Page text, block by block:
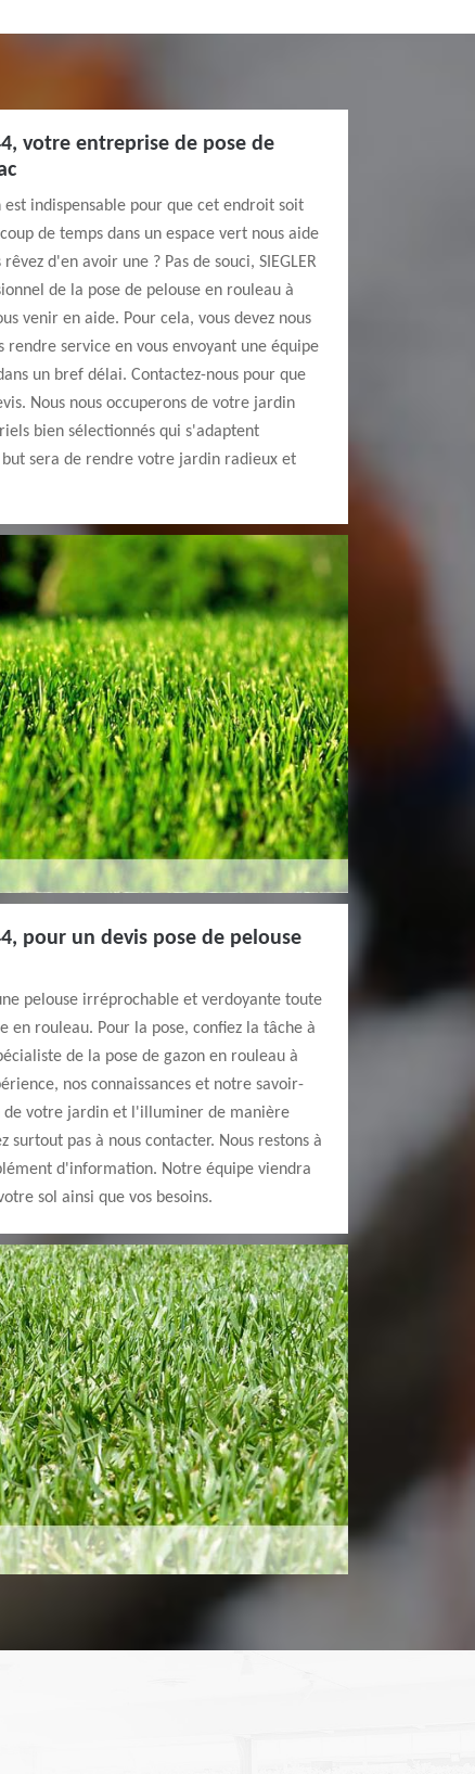
votre entreprise de pose de
est indispensable pour que cet endroit soit
de temps dans un espace vert nous aide
d'en avoir une ? Pas de souci, SIEGLER
de la pose de pelouse en rouleau à
venir en aide. Pour cela, vous devez nous
rendre service en vous envoyant une équipe
un bref délai. Contactez-nous pour que
Nous nous occuperons de votre jardin
bien sélectionnés qui s'adaptent
sera de rendre votre jardin radieux et
pour un devis pose de pelouse
pelouse irréprochable et verdoyante toute
en rouleau. Pour la pose, confiez la tâche à
de la pose de gazon en rouleau à
nos connaissances et notre savoir-
de votre jardin et l'illuminer de manière
surtout pas à nous contacter. Nous restons à
d'information. Notre équipe viendra
sol ainsi que vos besoins.